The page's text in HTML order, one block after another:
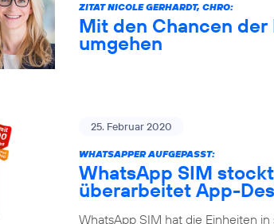
ZITAT NICOLE GERHARDT, CHRO:
Mit den Chancen
umgehen
25. Februar 2020
WHATSAPPER AUFGEPASST:
WhatsApp SIM
überarbeitet App-
WhatsApp SIM hat die Einheiten